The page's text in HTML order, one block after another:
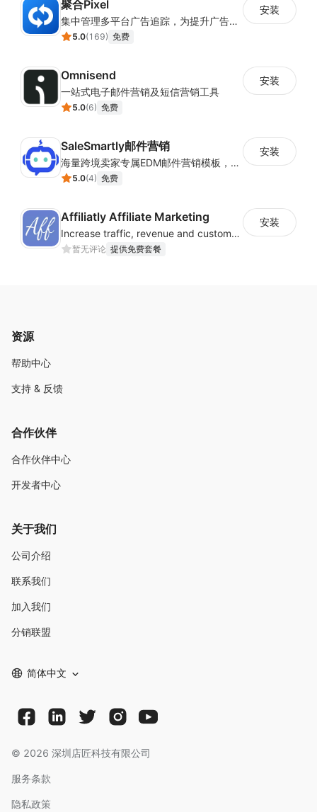
聚合Pixel
集中管理多平台广告追踪，为提升广告ROAS与转化率提供数据基础
5.0(169) 免费
安装
Omnisend
一站式电子邮件营销及短信营销工具
5.0(6) 免费
安装
SaleSmartly邮件营销
海量跨境卖家专属EDM邮件营销模板，从邮件发送到下单全链路效果追踪，全生命周期触达用户触达。
5.0(4) 免费
安装
Affiliatly Affiliate Marketing
Increase traffic, revenue and customer retention with an affiliate program
暂无评论 提供免费套餐
安装
资源
帮助中心
支持 & 反馈
合作伙伴
合作伙伴中心
开发者中心
关于我们
公司介绍
联系我们
加入我们
分销联盟
简体中文
© 2026 深圳店匠科技有限公司
服务条款
隐私政策